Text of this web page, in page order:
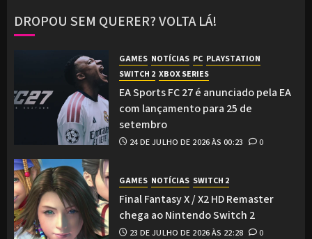
DROPOU SEM QUERER? VOLTA LÁ!
GAMES NOTÍCIAS PC PLAYSTATION
SWITCH 2 XBOX SERIES
EA Sports FC 27 é anunciado pela EA
com lançamento para 25 de
setembro
24 DE JULHO DE 2026 ÀS 00:23 0
GAMES NOTÍCIAS SWITCH 2
Final Fantasy X / X2 HD Remaster
chega ao Nintendo Switch 2
23 DE JULHO DE 2026 ÀS 22:28 0